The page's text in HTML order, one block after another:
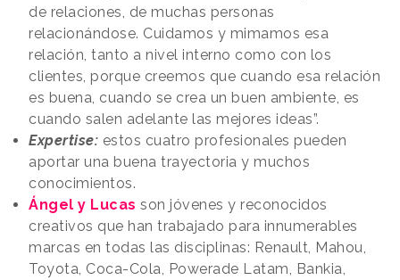
de relaciones, de muchas personas
relacionándose. Cuidamos y mimamos esa
relación, tanto a nivel interno como con los
clientes, porque creemos que cuando esa relación
es buena, cuando se crea un buen ambiente, es
cuando salen adelante las mejores ideas”.
Expertise: estos cuatro profesionales pueden
aportar una buena trayectoria y muchos
conocimientos.
Ángel y Lucas son jóvenes y reconocidos
creativos que han trabajado para innumerables
marcas en todas las disciplinas: Renault, Mahou,
Toyota, Coca-Cola, Powerade Latam, Bankia,